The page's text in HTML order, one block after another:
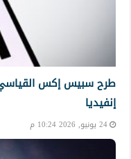
طرح سبيس إكس
إنفيديا
24 يونيو, 2026 10:24 م